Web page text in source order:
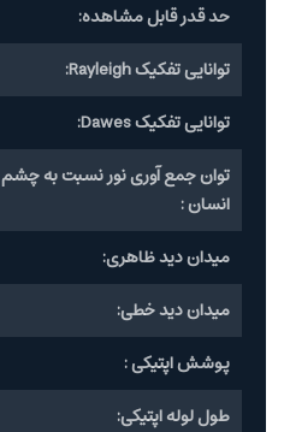
حد قدر قابل مشاهده:
توانایی تفکیک Rayleigh:
توانایی تفکیک Dawes:
توان جمع آوری نور نسبت به چشم
انسان :
میدان دید ظاهری:
میدان دید خطی:
پوشش اپتیکی :
طول لوله اپتیکی: